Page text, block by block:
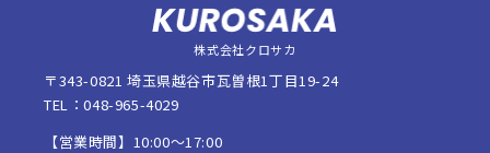
株式会社クロサカ
〒343-0821 埼玉県越谷市瓦曽根1丁目19-24
TEL：048-965-4029
【営業時間】10:00〜17:00